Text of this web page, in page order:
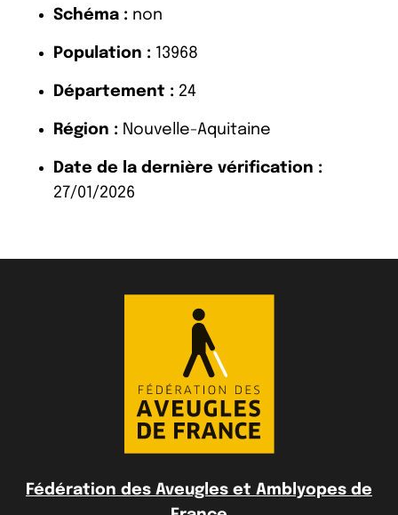
Schéma : non
Population : 13968
Département : 24
Région : Nouvelle-Aquitaine
Date de la dernière vérification :
27/01/2026
Fédération des Aveugles et Amblyopes de